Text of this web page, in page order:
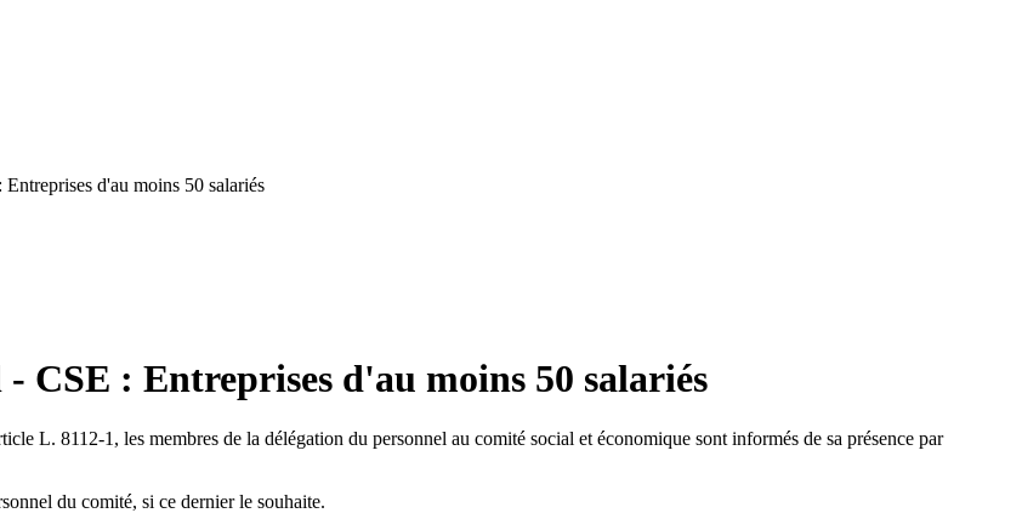
d'au moins 50 salariés
CSE : Entreprises d'au moins 50 salariés
L. 8112-1, les membres de la délégation du personnel au comité social et économique sont informés de sa présence par
du comité, si ce dernier le souhaite.